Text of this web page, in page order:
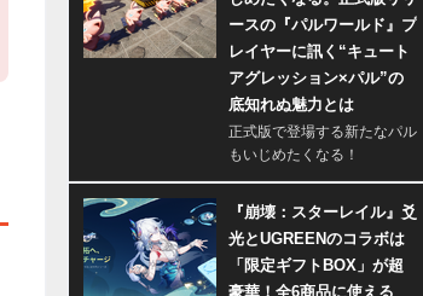
ースの『パルワールド』プ
レイヤーに訊く“キュート
アグレッション×パル”の
底知れぬ魅力とは
正式版で登場する新たなパル
もいじめたくなる！
『崩壊：スターレイル』爻
光とUGREENのコラボは
「限定ギフトBOX」が超
豪華！全6商品に使える